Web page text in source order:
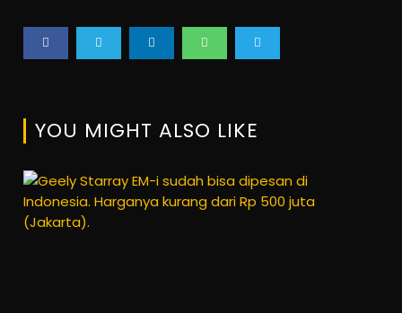
YOU MIGHT ALSO LIKE